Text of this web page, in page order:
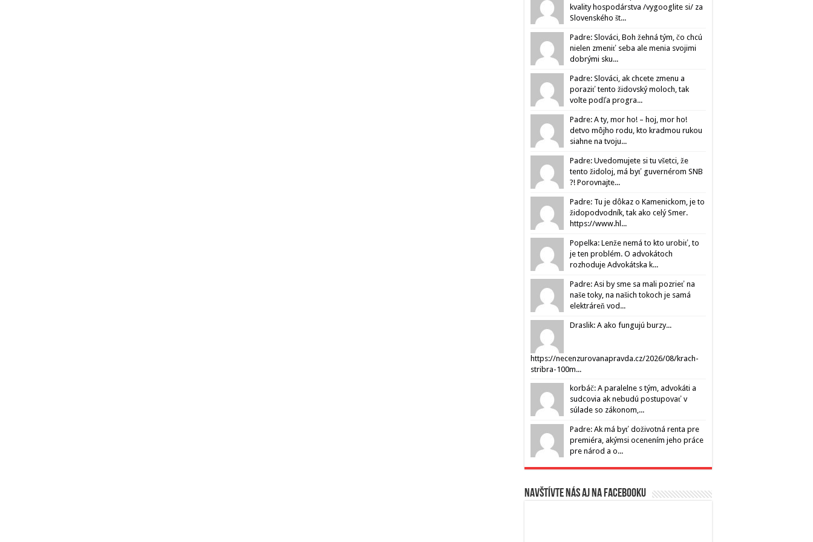
kvality hospodárstva /vygooglite si/ za
Slovenského št...
Padre: Slováci, Boh žehná tým, čo chcú
nielen zmeniť seba ale menia svojimi
dobrými sku...
Padre: Slováci, ak chcete zmenu a
poraziť tento židovský moloch, tak
volte podľa progra...
Padre: A ty, mor ho! – hoj, mor ho!
detvo môjho rodu, kto kradmou rukou
siahne na tvoju...
Padre: Uvedomujete si tu všetci, že
tento židoloj, má byť guvernérom SNB
?! Porovnajte...
Padre: Tu je dôkaz o Kamenickom, je to
židopodvodník, tak ako celý Smer.
https://www.hl...
Popelka: Lenže nemá to kto urobiť, to
je ten problém. O advokátoch
rozhoduje Advokátska k...
Padre: Asi by sme sa mali pozrieť na
naše toky, na našich tokoch je samá
elektráreň vod...
Draslik: A ako fungujú burzy...
https://necenzurovanapravda.cz/2026/08/krach-
stribra-100m...
korbáč: A paralelne s tým, advokáti a
sudcovia ak nebudú postupovať v
súlade so zákonom,...
Padre: Ak má byť doživotná renta pre
premiéra, akýmsi ocenením jeho práce
pre národ a o...
Navštívte nás aj na Facebooku